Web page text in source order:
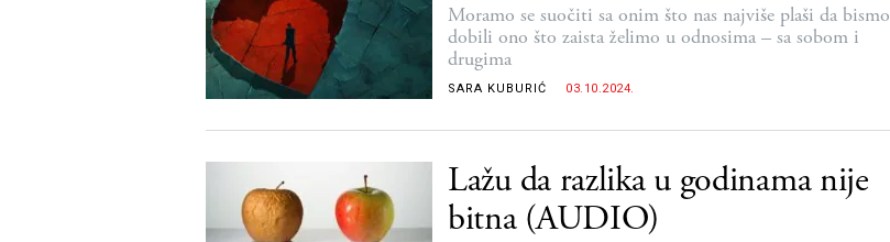
Moramo se suočiti sa onim što nas najviše plaši da bismo
dobili ono što zaista želimo u odnosima – sa sobom i
drugima
SARA KUBURIĆ 03.10.2024.
Lažu da razlika u godinama nije
bitna (AUDIO)